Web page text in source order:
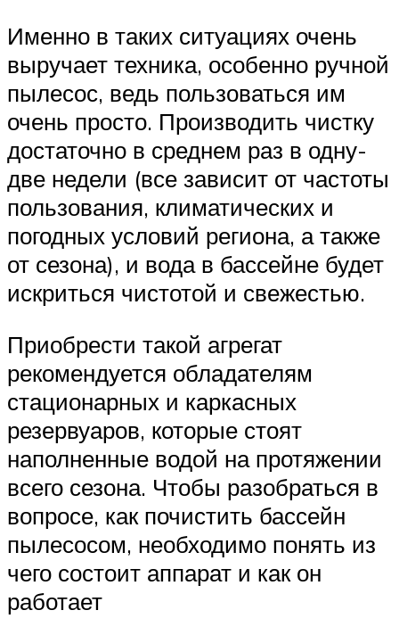
Именно в таких ситуациях очень
выручает техника, особенно ручной
пылесос, ведь пользоваться им
очень просто. Производить чистку
достаточно в среднем раз в одну-
две недели (все зависит от частоты
пользования, климатических и
погодных условий региона, а также
от сезона), и вода в бассейне будет
искриться чистотой и свежестью.
Приобрести такой агрегат
рекомендуется обладателям
стационарных и каркасных
резервуаров, которые стоят
наполненные водой на протяжении
всего сезона. Чтобы разобраться в
вопросе, как почистить бассейн
пылесосом, необходимо понять из
чего состоит аппарат и как он
работает